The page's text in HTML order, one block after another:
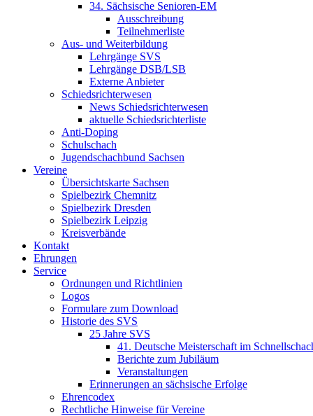
34. Sächsische Senioren-EM
Ausschreibung
Teilnehmerliste
Aus- und Weiterbildung
Lehrgänge SVS
Lehrgänge DSB/LSB
Externe Anbieter
Schiedsrichterwesen
News Schiedsrichterwesen
aktuelle Schiedsrichterliste
Anti-Doping
Schulschach
Jugendschachbund Sachsen
Vereine
Übersichtskarte Sachsen
Spielbezirk Chemnitz
Spielbezirk Dresden
Spielbezirk Leipzig
Kreisverbände
Kontakt
Ehrungen
Service
Ordnungen und Richtlinien
Logos
Formulare zum Download
Historie des SVS
25 Jahre SVS
41. Deutsche Meisterschaft im
Berichte zum Jubiläum
Veranstaltungen
Erinnerungen an sächsische Erfolge
Ehrencodex
Rechtliche Hinweise für Vereine